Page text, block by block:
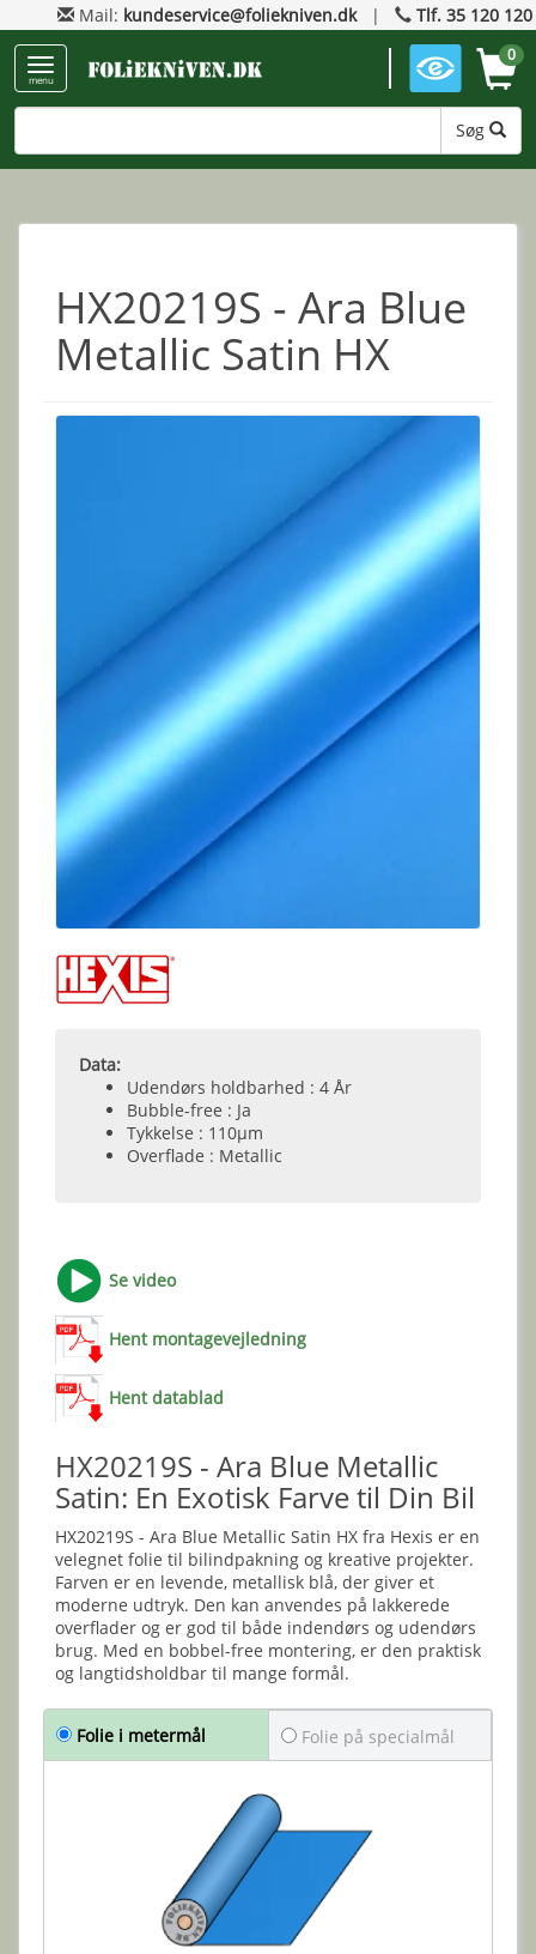
Mail: kundeservice@foliekniven.dk| Tlf. 35 120 120
menu
Søg
0
HX20219S - Ara Blue
Metallic Satin HX
Data:
Udendørs holdbarhed : 4 År
Bubble-free : Ja
Tykkelse : 110µm
Overflade : Metallic
Se video
Hent montagevejledning
Hent datablad
HX20219S - Ara Blue Metallic
Satin: En Exotisk Farve til Din Bil
HX20219S - Ara Blue Metallic Satin HX fra Hexis er en
velegnet folie til bilindpakning og kreative projekter.
Farven er en levende, metallisk blå, der giver et
moderne udtryk. Den kan anvendes på lakkerede
overflader og er god til både indendørs og udendørs
brug. Med en bobbel-free montering, er den praktisk
og langtidsholdbar til mange formål.
Folie i metermål Folie på specialmål